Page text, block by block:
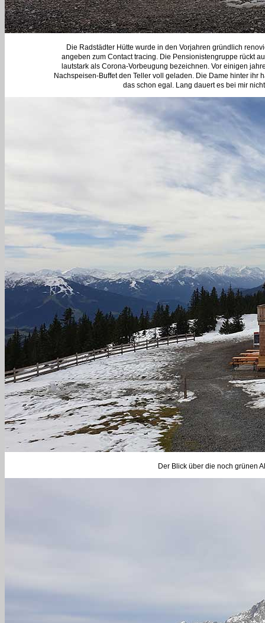
Die Radstädter Hütte wurde in den Vorjahren gründlich
angeben zum Contact tracing. Die Pensionistengruppe rückt
lautstark als Corona-Vorbeugung bezeichnen. Vor einigen
Nachspeisen-Buffet den Teller voll geladen. Die Dame hinter ihr
das schon egal. Lang dauert es bei mir
Der Blick über die noch grünen